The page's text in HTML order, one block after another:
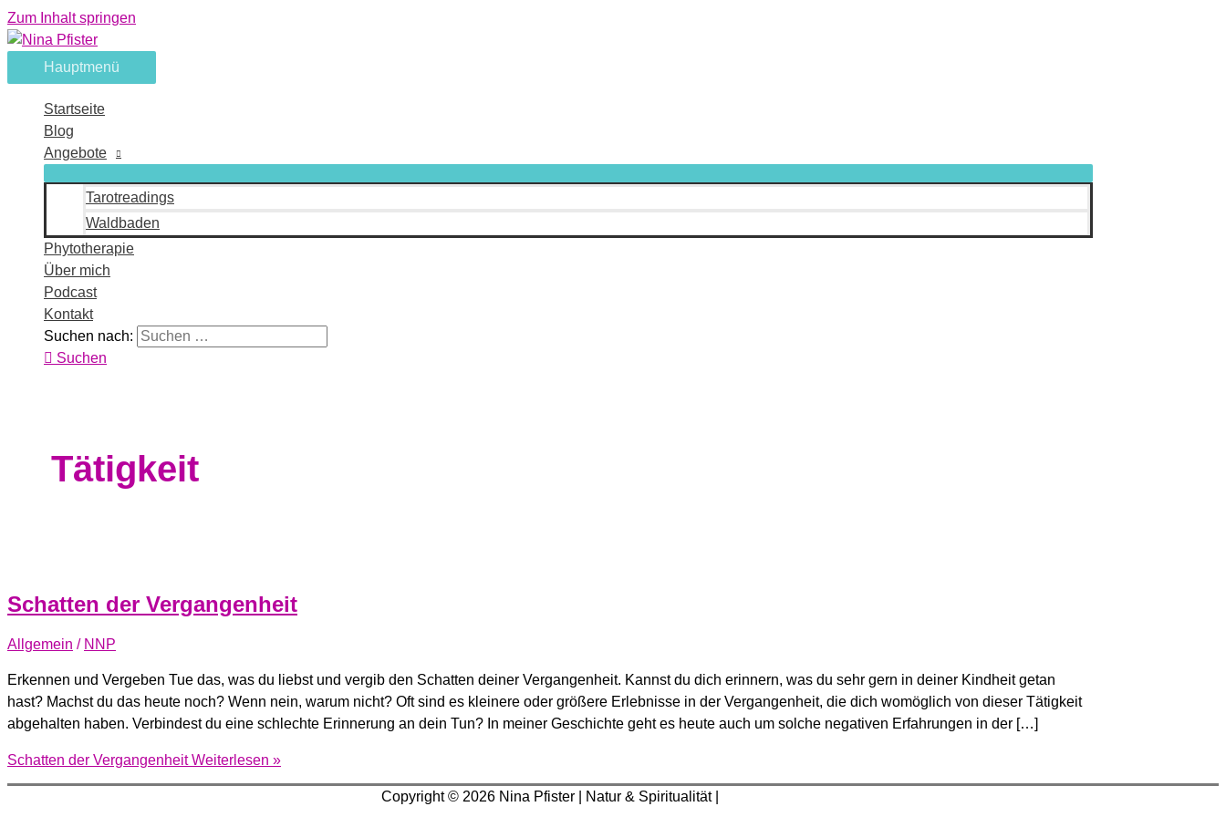
Zum Inhalt springen
Hauptmenü
Startseite
Blog
Angebote
Tarotreadings
Waldbaden
Phytotherapie
Über mich
Podcast
Kontakt
Suchen nach:
Suchen
Tätigkeit
Schatten der Vergangenheit
Allgemein / NNP
Erkennen und Vergeben Tue das, was du liebst und vergib den Schatten deiner Vergangenheit. Kannst du dich erinnern, was du sehr gern in deiner Kindheit getan
hast? Machst du das heute noch? Wenn nein, warum nicht? Oft sind es kleinere oder größere Erlebnisse in der Vergangenheit, die dich womöglich von dieser Tätigkeit
abgehalten haben. Verbindest du eine schlechte Erinnerung an dein Tun? In meiner Geschichte geht es heute auch um solche negativen Erfahrungen in der […]
Schatten der VergangenheitWeiterlesen »
Copyright © 2026 Nina Pfister | Natur & Spiritualität |